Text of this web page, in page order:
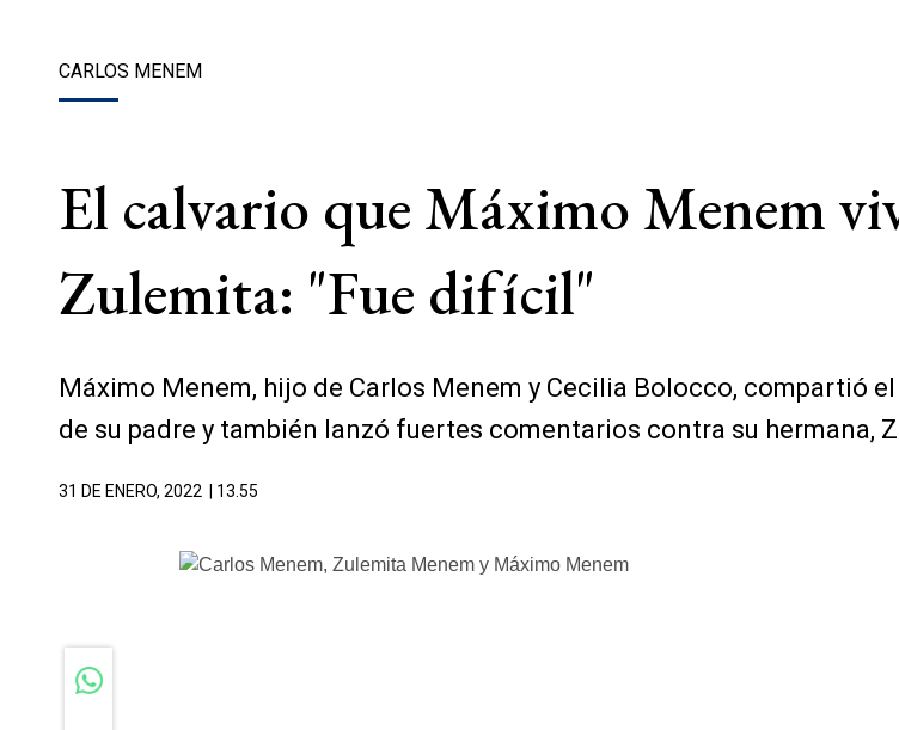
CARLOS MENEM
El calvario que Máximo Menem
Zulemita: "Fue difícil"
Máximo Menem, hijo de Carlos Menem y Cecilia Bolocco, compartió
de su padre y también lanzó fuertes comentarios contra su hermana,
31 DE ENERO, 2022 | 13.55